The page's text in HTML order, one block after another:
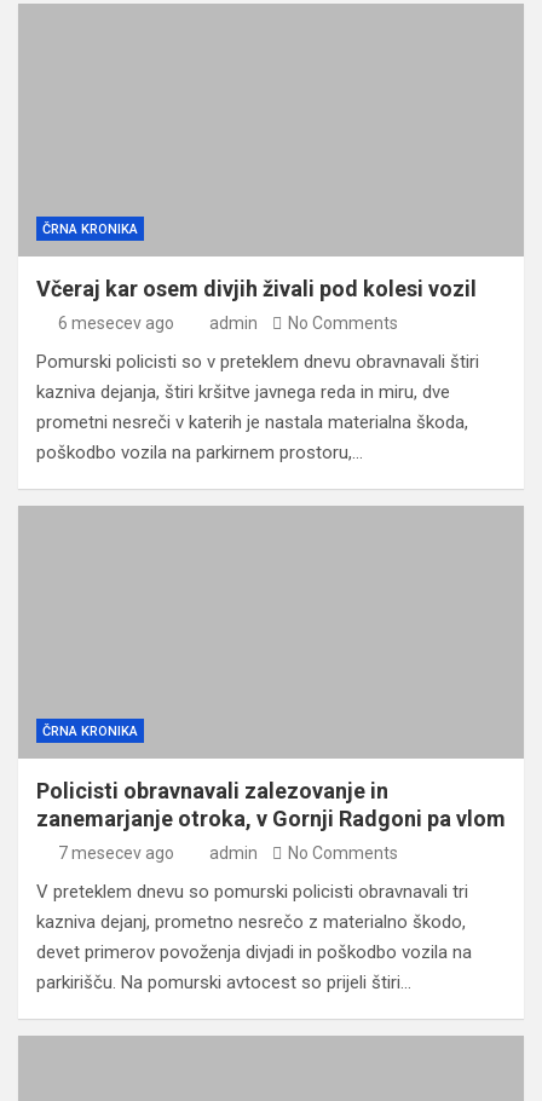
ČRNA KRONIKA
Včeraj kar osem divjih živali pod kolesi vozil
6 mesecev ago admin No Comments
Pomurski policisti so v preteklem dnevu obravnavali štiri
kazniva dejanja, štiri kršitve javnega reda in miru, dve
prometni nesreči v katerih je nastala materialna škoda,
poškodbo vozila na parkirnem prostoru,…
ČRNA KRONIKA
Policisti obravnavali zalezovanje in
zanemarjanje otroka, v Gornji Radgoni pa vlom
7 mesecev ago admin No Comments
V preteklem dnevu so pomurski policisti obravnavali tri
kazniva dejanj, prometno nesrečo z materialno škodo,
devet primerov povoženja divjadi in poškodbo vozila na
parkirišču. Na pomurski avtocest so prijeli štiri…